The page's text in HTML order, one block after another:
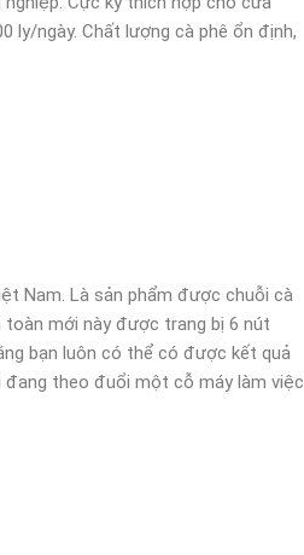
ly/ngày. Chất lượng cà phê ổn định,
Nam. Là sản phẩm được chuỗi cà
mới này được trang bị 6 nút
bạn luôn có thể có được kết quả
đang theo đuổi một cỗ máy làm việc